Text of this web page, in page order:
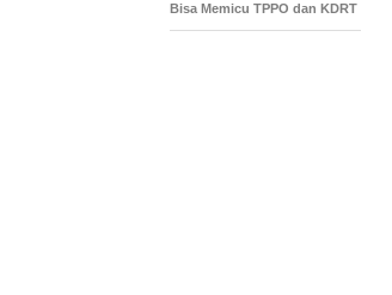
Bisa Memicu TPPO dan KDRT